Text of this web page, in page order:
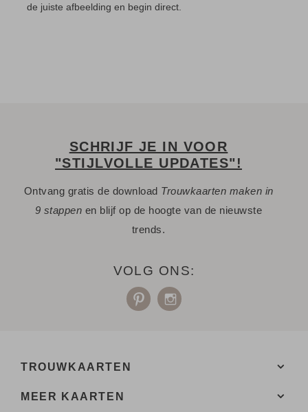
de juiste afbeelding en begin direct.
SCHRIJF JE IN VOOR
"STIJLVOLLE UPDATES"!
Ontvang gratis de download Trouwkaarten maken in
9 stappen en blijf op de hoogte van de nieuwste
trends.
VOLG ONS:
TROUWKAARTEN
MEER KAARTEN